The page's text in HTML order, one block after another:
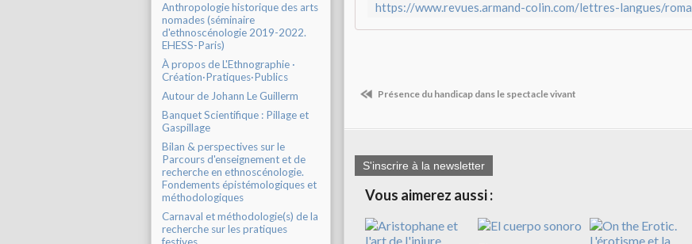
Anthropologie historique des arts
nomades (séminaire
d'ethnoscénologie 2019-2022.
EHESS-Paris)
À propos de L'Ethnographie ·
Création·Pratiques·Publics
Autour de Johann Le Guillerm
Banquet Scientifique : Pillage et
Gaspillage
Bilan & perspectives sur le
Parcours d'enseignement et de
recherche en ethnoscénologie.
Fondements épistémologiques et
méthodologiques
Carnaval et méthodologie(s) de la
recherche sur les pratiques
Présence du handicap dans le spectacle vivant
S'inscrire à la newsletter
Vous aimerez aussi :